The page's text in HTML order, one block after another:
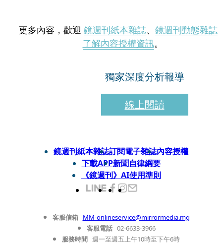
更多內容，歡迎 鏡週刊紙本雜誌、 鏡週刊動態雜誌
了解內容授權資訊。
獨家深度分析報導
線上閱讀
鏡週刊紙本雜誌訂閱電子雜誌內容授權
下載APP新聞自律綱要
《鏡週刊》AI使用準則
客服信箱 MM-onlineservice@mirrormedia.mg
客服電話 02-6633-3966
服務時間 週一至週五上午10時至下午6時